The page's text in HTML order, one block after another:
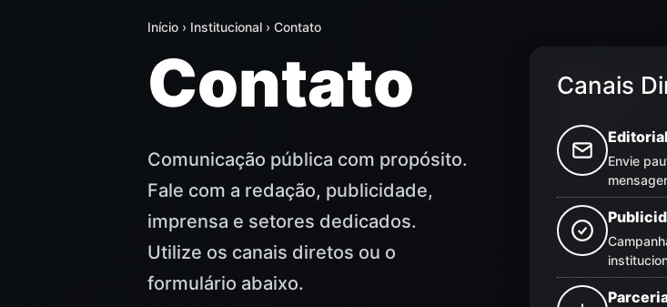
Início › Institucional › Contato
Contato
Comunicação pública com propósito.
Fale com a redação, publicidade,
imprensa e setores dedicados.
Utilize os canais diretos ou o
formulário abaixo.
Canais
Editorial
Envie